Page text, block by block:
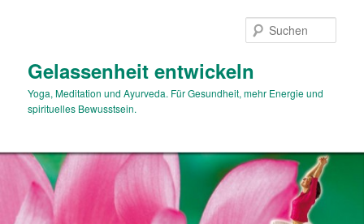
Gelassenheit entwickeln
Yoga, Meditation und Ayurveda. Für Gesundheit, mehr Energie und
spirituelles Bewusstsein.